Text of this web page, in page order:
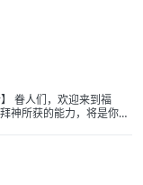
眷人们，欢迎来到福
神所获的能力，将是你们
起点中文网作者，代表
灾疯人院》《基因收容